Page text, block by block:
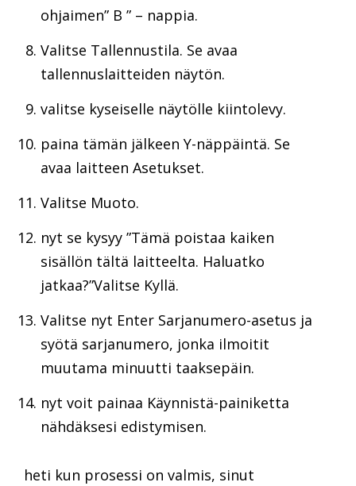
ohjaimen” B ” – nappia.
Valitse Tallennustila. Se avaa
tallennuslaitteiden näytön.
valitse kyseiselle näytölle kiintolevy.
paina tämän jälkeen Y-näppäintä. Se
avaa laitteen Asetukset.
Valitse Muoto.
nyt se kysyy ”Tämä poistaa kaiken
sisällön tältä laitteelta. Haluatko
jatkaa?”Valitse Kyllä.
Valitse nyt Enter Sarjanumero-asetus ja
syötä sarjanumero, jonka ilmoitit
muutama minuutti taaksepäin.
nyt voit painaa Käynnistä-painiketta
nähdäksesi edistymisen.
heti kun prosessi on valmis, sinut